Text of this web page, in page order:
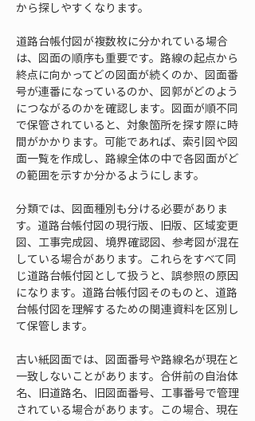
から探しやすくなります。
道路台帳付図が複数枚に分かれている場合
は、図面の順序も重要です。路線の起点から
終点に向かってどの図面が続くのか、図面番
号が連番になっているのか、図郭がどのよう
につながるのかを確認します。図面が順不同
で保管されていると、対象箇所を探す際に時
間がかかります。可能であれば、索引図や図
面一覧を作成し、路線全体の中で各図面がど
の範囲を示すか分かるようにします。
分類では、図面種別も分ける必要がありま
す。道路台帳付図の現行版、旧版、区域変更
図、工事完成図、境界確認図、参考図が混在
している場合があります。これらをすべて同
じ道路台帳付図として扱うと、誤参照の原因
になります。道路台帳付図そのものと、道路
台帳付図を理解するための関連資料を区別し
て保管します。
古い紙図面では、図面番号や路線名が現在と
一致しないことがあります。合併前の自治体
名、旧道路名、旧図面番号、工事番号で管理
されている場合があります。この場合、現在